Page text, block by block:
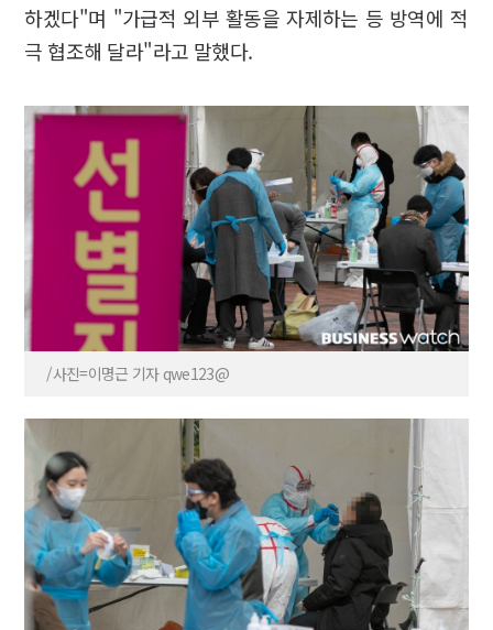
하겠다"며 "가급적 외부 활동을 자제하는 등 방역에 적
극 협조해 달라"라고 말했다.
/사진=이명근 기자 qwe123@